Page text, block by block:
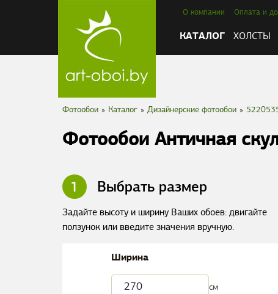
О компании Оплата и
КАТАЛОГ ХОЛСТЫ
Фотообои » Каталог » Дизайнерские фотообои »
Фотообои Античная
1 Выбрать размер
Задайте высоту и ширину Ваших обоев: двигайте
ползунок или введите значения вручную.
Ширина
см